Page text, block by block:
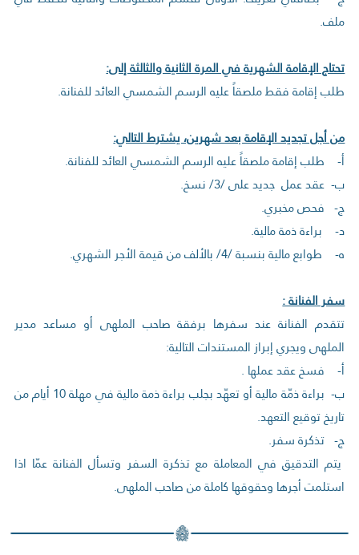
ملف.
تحتاج الإقامة الشهرية في المرة الثانية والثالثة إلى:
طلب إقامة فقط ملصقاً عليه الرسم الشمسي العائد للفنانة.
من أجل تجديد الإقامة بعد شهرين، يشترط التالي:
‌أ- طلب إقامة ملصقاً عليه الرسم الشمسي العائد للفنانة.
‌ب- عقد عمل جديد على /3/ نسخ.
‌ج- فحص مخبري.
‌د- براءة ذمة مالية.
‌ه- طوابع مالية بنسبة /4/ بالألف من قيمة الأجر الشهري.
سفر الفنانة :
تتقدم الفنانة عند سفرها برفقة صاحب الملهى أو مساعد مدير
الملهى ويجري إبراز المستندات التالية:
‌أ- فسخ عقد عملها .
‌ب- براءة ذمّة مالية أو تعهّد بجلب براءة ذمة مالية في مهلة 10 أيام من
تاريخ توقيع التعهد.
‌ج- تذكرة سفر.
يتم التدقيق في المعاملة مع تذكرة السفر وتسأل الفنانة عمّا اذا
استلمت أجرها وحقوقها كاملة من صاحب الملهى.